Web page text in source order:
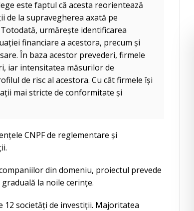
este faptul că acesta reorientează
de la supravegherea axată pe
urmărește identificarea
financiare a acestora, precum și
În baza acestor prevederi, firmele
iar intensitatea măsurilor de
de risc al acestora. Cu cât firmele își
mai stricte de conformitate și
CNPF de reglementare și
din domeniu, proiectul prevede
la noile cerințe.
societăți de investiții. Majoritatea